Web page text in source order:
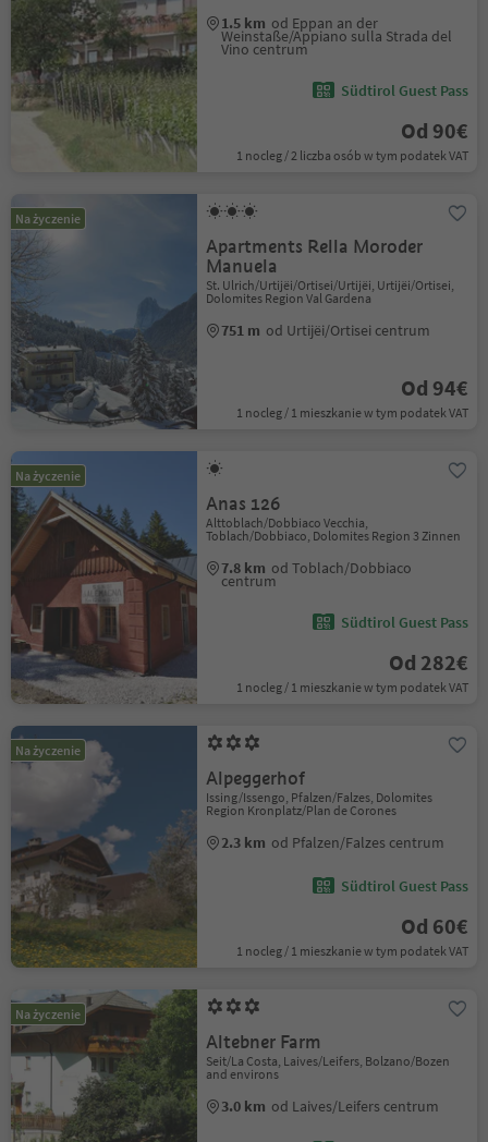
1.5 km od Eppan an der
Weinstaße/Appiano sulla Strada del
Vino centrum
Südtirol Guest Pass
Od 90€
1 nocleg / 2 liczba osób w tym podatek VAT
Na życzenie
Apartments Rella Moroder
Manuela
St. Ulrich/Urtijëi/Ortisei/Urtijëi, Urtijëi/Ortisei,
Dolomites Region Val Gardena
751 m od Urtijëi/Ortisei centrum
Od 94€
1 nocleg / 1 mieszkanie w tym podatek VAT
Na życzenie
Anas 126
Alttoblach/Dobbiaco Vecchia,
Toblach/Dobbiaco, Dolomites Region 3 Zinnen
7.8 km od Toblach/Dobbiaco
centrum
Südtirol Guest Pass
Od 282€
1 nocleg / 1 mieszkanie w tym podatek VAT
Na życzenie
Alpeggerhof
Issing/Issengo, Pfalzen/Falzes, Dolomites
Region Kronplatz/Plan de Corones
2.3 km od Pfalzen/Falzes centrum
Südtirol Guest Pass
Od 60€
1 nocleg / 1 mieszkanie w tym podatek VAT
Na życzenie
Altebner Farm
Seit/La Costa, Laives/Leifers, Bolzano/Bozen
and environs
3.0 km od Laives/Leifers centrum